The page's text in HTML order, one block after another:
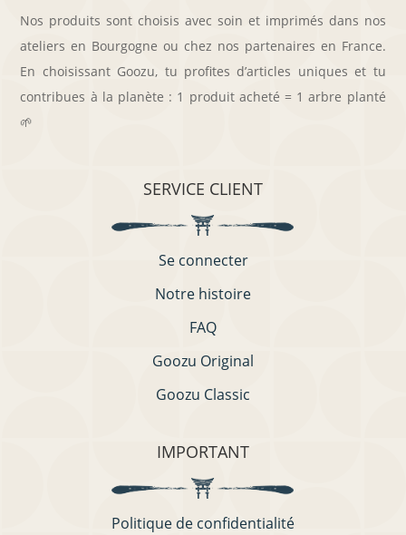
Nos produits sont choisis avec soin et imprimés dans nos
ateliers en Bourgogne ou chez nos partenaires en France.
En choisissant Goozu, tu profites d’articles uniques et tu
contribues à la planète : 1 produit acheté = 1 arbre planté
🌱
SERVICE CLIENT
Se connecter
Notre histoire
FAQ
Goozu Original
Goozu Classic
IMPORTANT
Politique de confidentialité